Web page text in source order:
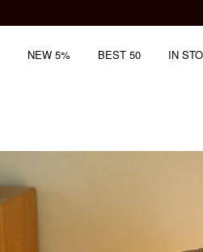
NEW 5% BEST 50 IN